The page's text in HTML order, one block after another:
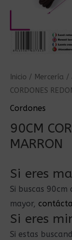
Inicio / Mercería /
CORDONES
Cordones
90CM
MARRON
Si eres
Si buscas
mayor,
Si eres
Si estas